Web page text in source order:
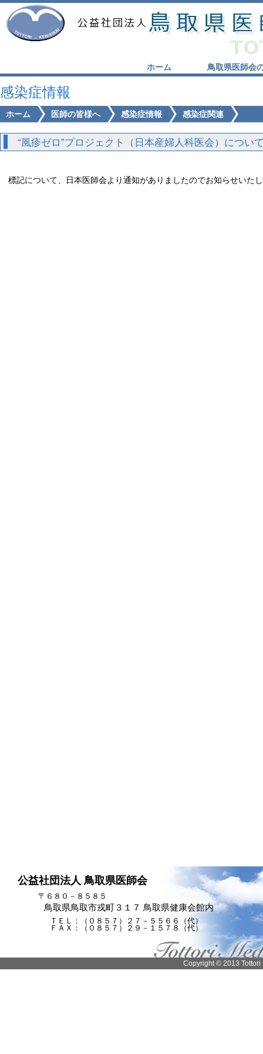
ホーム 鳥取県医師会
感染症情報
ホーム 医師の皆様へ 感染症情報 感染症関連
“風疹ゼロ”プロジェクト（日本産婦人科医会）につい
標記について、日本医師会より通知がありましたのでお知らせいた
公益社団法人 鳥取県医師会
〒６８０－８５８５
鳥取県鳥取市戎町３１７ 鳥取県健康会館内
ＴＥＬ：（０８５７）２７－５５６６（代）
ＦＡＸ：（０８５７）２９－１５７８（代）
Copyright © 2013 Tottori